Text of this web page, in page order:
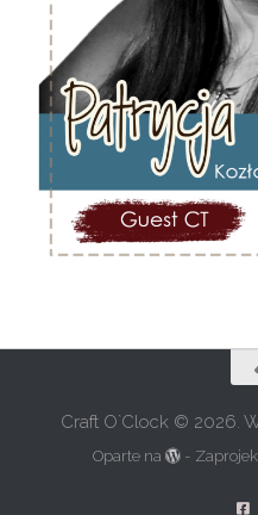
Craft O`Clock © 2026.
Oparte na -